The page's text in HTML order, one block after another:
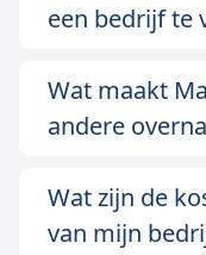
een bedrijf te
Wat maakt
andere
Wat zijn de
van mijn